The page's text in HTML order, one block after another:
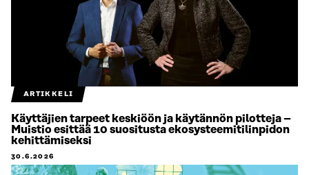
ARTIKKELI
Käyttäjien tarpeet keskiöön ja käytännön pilotteja –
Muistio esittää 10 suositusta ekosysteemitilinpidon
kehittämiseksi
30.6.2026